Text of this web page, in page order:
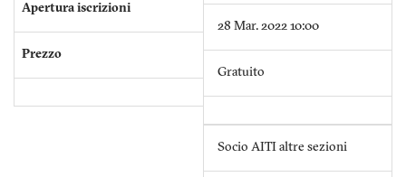
Apertura iscrizioni
Prezzo
28 Mar. 2022 10:00
Gratuito
Socio AITI altre sezioni